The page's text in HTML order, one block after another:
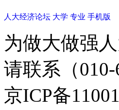
人大经济论坛 大学 专业 手机版
为做大做强
请联系（010-
京ICP备